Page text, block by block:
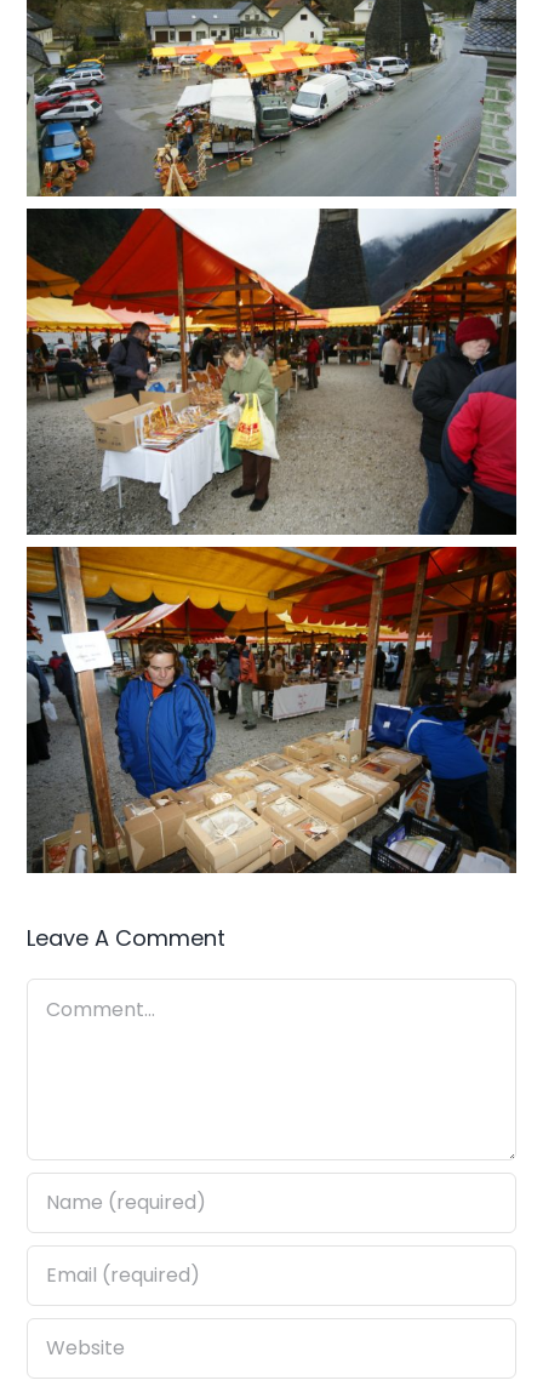
Leave A Comment
Comment